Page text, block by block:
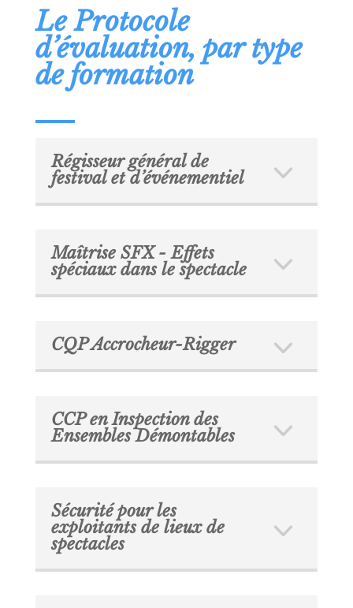
Le Protocole
d’évaluation, par type
de formation
Régisseur général de
festival et d’événementiel
Maîtrise SFX - Effets
spéciaux dans le spectacle
CQP Accrocheur-Rigger
CCP en Inspection des
Ensembles Démontables
Sécurité pour les
exploitants de lieux de
spectacles